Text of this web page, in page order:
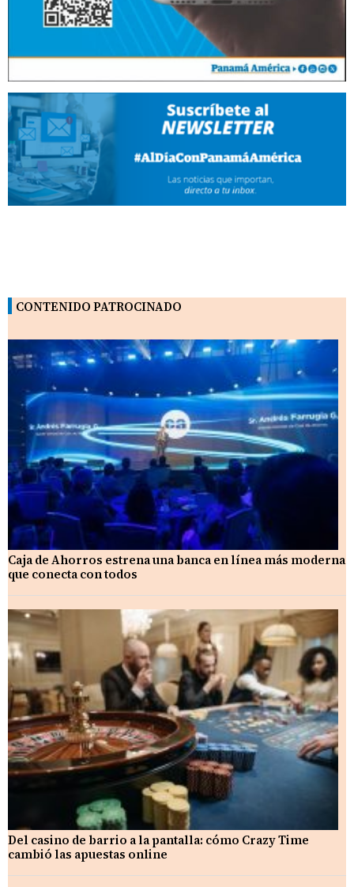
CONTENIDO PATROCINADO
Caja de Ahorros estrena una banca en línea más moderna
que conecta con todos
Del casino de barrio a la pantalla: cómo Crazy Time
cambió las apuestas online